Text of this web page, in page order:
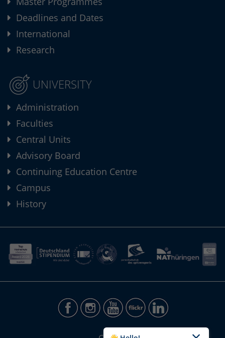
Deadlines and Dates
International
Research
UNIVERSITY
Administration
Faculties
Central Units
Advisory Board
Continuing Education Centre
Campus
History